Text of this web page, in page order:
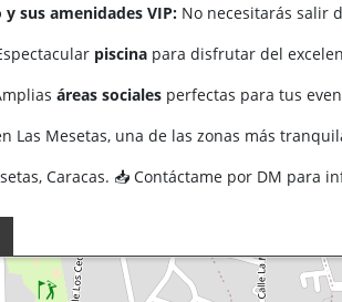
y sus amenidades VIP: No necesitarás salir
piscina para disfrutar del
áreas sociales perfectas para tus
Las Mesetas, una de las zonas más
Caracas. 📥 Contáctame por DM para